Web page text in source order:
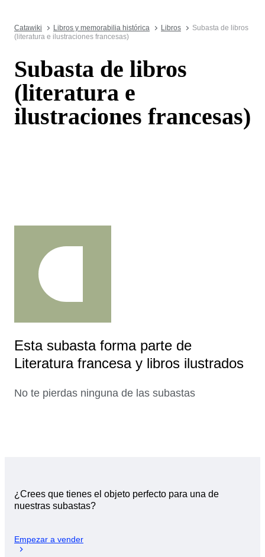
Catawiki Libros y memorabilia histórica Libros
Subasta de libros
(literatura e ilustraciones francesas)
Subasta de libros
(literatura e
ilustraciones francesas)
Esta subasta forma parte de
Literatura francesa y libros ilustrados
No te pierdas ninguna de las subastas
¿Crees que tienes el objeto perfecto para una de
nuestras subastas?
Empezar a vender